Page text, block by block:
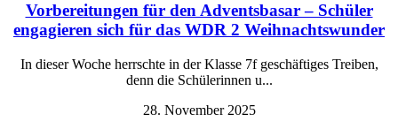
Vorbereitungen für den Adventsbasar – Schüler
engagieren sich für das WDR 2 Weihnachtswunder
In dieser Woche herrschte in der Klasse 7f geschäftiges Treiben,
denn die Schülerinnen u...
28. November 2025